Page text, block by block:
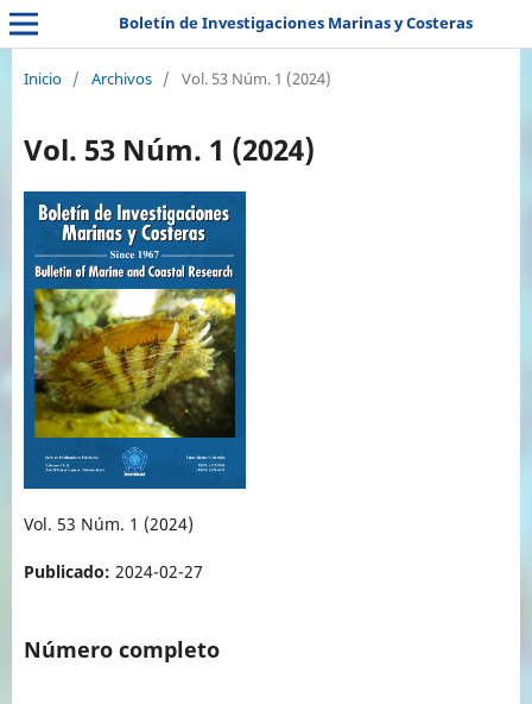
Boletín de Investigaciones Marinas y Costeras
Inicio / Archivos / Vol. 53 Núm. 1 (2024)
Vol. 53 Núm. 1 (2024)
Vol. 53 Núm. 1 (2024)
Publicado: 2024-02-27
Número completo